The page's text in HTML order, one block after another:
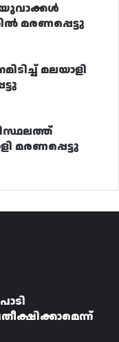
മരണപ്പെട്ടു
മലയാളി
മരണപ്പെട്ടു